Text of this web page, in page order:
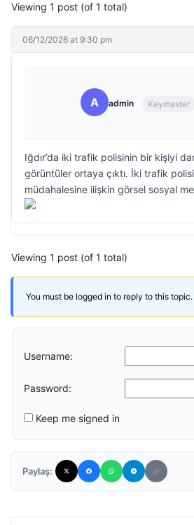
Viewing 1 post (of 1 total)
06/12/2026 at 9:30 pm
A admin Keymaster
Iğdır’da iki trafik polisinin bir kişiyi
görüntüler ortaya çıktı. İki trafik
müdahalesine ilişkin görsel sosyal
Viewing 1 post (of 1 total)
You must be logged in to reply to this topic.
Username:
Password:
Keep me signed in
Paylaş: